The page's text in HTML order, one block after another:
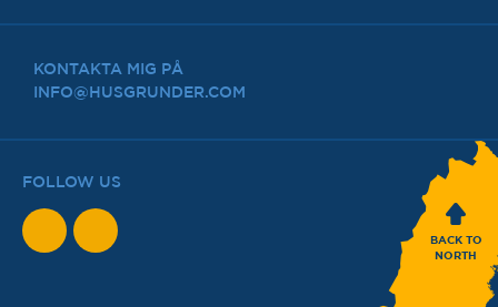
KONTAKTA MIG PÅ
INFO@HUSGRUNDER.COM
FOLLOW US
BACK TO
NORTH